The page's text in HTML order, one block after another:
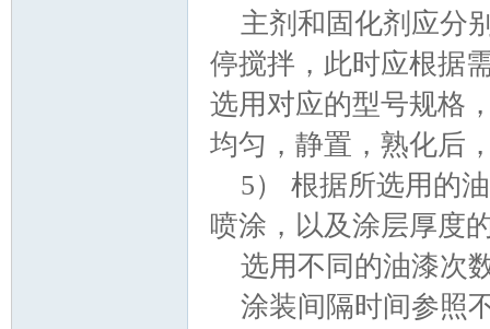
主剂和固化剂应分
停搅拌，此时应根据
选用对应的型号规格
均匀，静置，熟化后
5） 根据所选用的
喷涂，以及涂层厚度
选用不同的油漆次
涂装间隔时间参照